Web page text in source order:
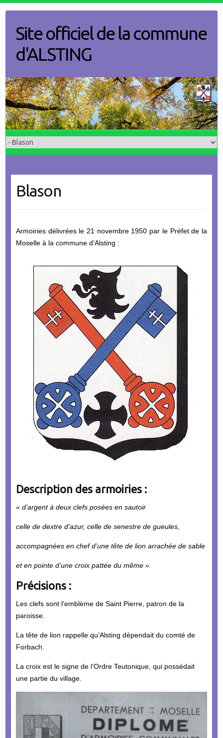
contentSite officiel de la commune
d'ALSTING
Blason
Armoiries délivrées le 21 novembre 1950 par le Préfet de la
Moselle à la commune d’Alsting :
Description des armoiries :
« d’argent à deux clefs posées en sautoir
celle de dextre d’azur, celle de senestre de gueules,
accompagnées en chef d’une tête de lion arrachée de sable
et en pointe d’une croix pattée du même ».
Précisions :
Les clefs sont l’emblème de Saint Pierre, patron de la
paroisse.
La tête de lion rappelle qu’Alsting dépendait du comté de
Forbach.
La croix est le signe de l’Ordre Teutonique, qui possédait
une partie du village.